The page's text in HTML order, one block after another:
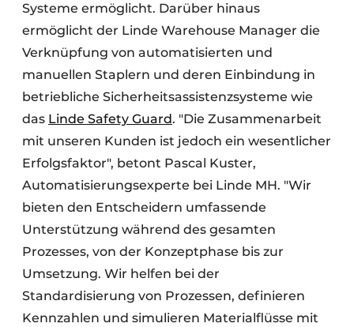
Systeme ermöglicht. Darüber hinaus
ermöglicht der Linde Warehouse Manager die
Verknüpfung von automatisierten und
manuellen Staplern und deren Einbindung in
betriebliche Sicherheitsassistenzsysteme wie
das Linde Safety Guard. "Die Zusammenarbeit
mit unseren Kunden ist jedoch ein wesentlicher
Erfolgsfaktor", betont Pascal Kuster,
Automatisierungsexperte bei Linde MH. "Wir
bieten den Entscheidern umfassende
Unterstützung während des gesamten
Prozesses, von der Konzeptphase bis zur
Umsetzung. Wir helfen bei der
Standardisierung von Prozessen, definieren
Kennzahlen und simulieren Materialflüsse mit